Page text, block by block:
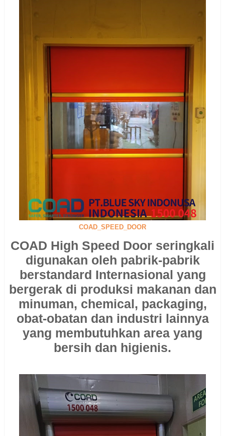
COAD_SPEED_DOOR
COAD High Speed Door seringkali
digunakan oleh pabrik-pabrik
berstandard Internasional yang
bergerak di produksi makanan dan
minuman, chemical, packaging,
obat-obatan dan industri lainnya
yang membutuhkan area yang
bersih dan higienis.